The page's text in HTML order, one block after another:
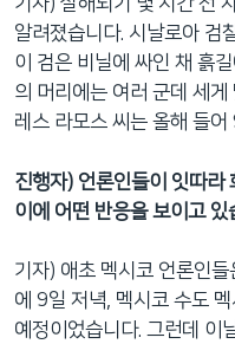
알려졌습니다. 시날로아 검
이 검은 비닐에 싸인 채 흙
의 머리에는 여러 군데 세게
레스 라모스 씨는 올해 들
진행자) 언론인들이 잇따라
이에 어떤 반응을 보이고 있
기자) 애초 멕시코 언론인
에 9일 저녁, 멕시코 수도
예정이었습니다. 그런데 이